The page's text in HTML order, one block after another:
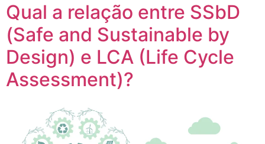
Qual a relação entre SSbD
(Safe and Sustainable by
Design) e LCA (Life Cycle
Assessment)?